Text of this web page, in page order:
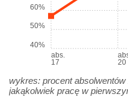
abs.
17
20
40%
50%
60%
wykres: procent
jakąkolwiek pracę w